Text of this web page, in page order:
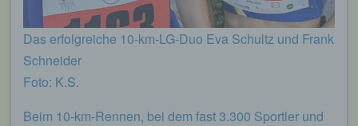
Das erfolgreiche 10-km-LG-Duo Eva Schultz und Frank
Schneider
Foto: K.S.
Beim 10-km-Rennen, bei dem fast 3.300 Sportler und